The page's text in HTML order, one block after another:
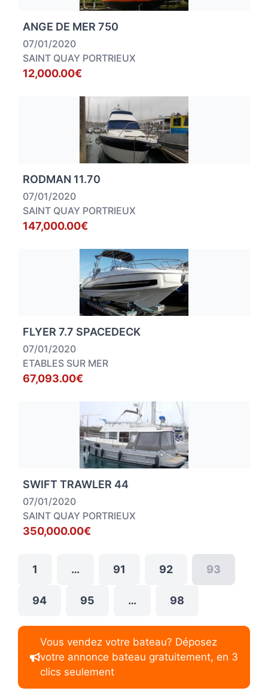
ANGE DE MER 750
07/01/2020
SAINT QUAY PORTRIEUX
12,000.00€
RODMAN 11.70
07/01/2020
SAINT QUAY PORTRIEUX
147,000.00€
FLYER 7.7 SPACEDECK
07/01/2020
ETABLES SUR MER
67,093.00€
SWIFT TRAWLER 44
07/01/2020
SAINT QUAY PORTRIEUX
350,000.00€
1 … 91 92 93
94 95 … 98
Vous vendez votre bateau? Déposez
votre annonce bateau gratuitement, en 3
clics seulement